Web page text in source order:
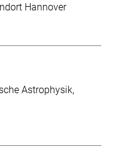
Hannover
Astrophysik